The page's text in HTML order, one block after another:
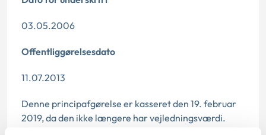
03.05.2006
Offentliggørelsesdato
11.07.2013
Denne principafgørelse er kasseret den 19. februar
2019, da den ikke længere har vejledningsværdi.